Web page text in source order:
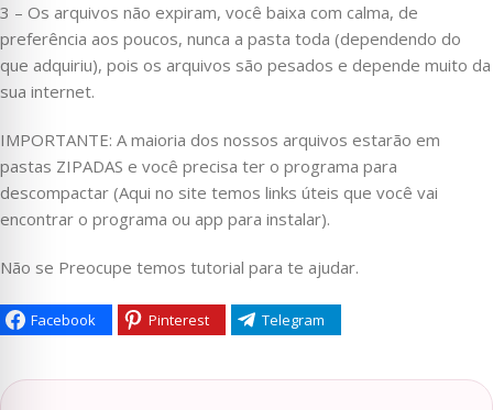
3 – Os arquivos não expiram, você baixa com calma, de
preferência aos poucos, nunca a pasta toda (dependendo do
que adquiriu), pois os arquivos são pesados e depende muito da
sua internet.
IMPORTANTE: A maioria dos nossos arquivos estarão em
pastas ZIPADAS e você precisa ter o programa para
descompactar (Aqui no site temos links úteis que você vai
encontrar o programa ou app para instalar).
Não se Preocupe temos tutorial para te ajudar.
Facebook Pinterest Telegram